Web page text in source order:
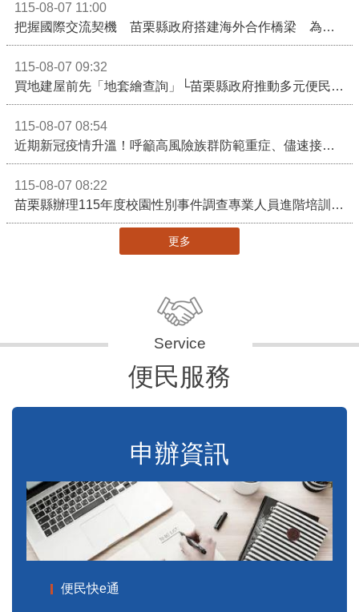
115-08-07 11:00
把握國際交流契機 苗栗縣政府搭建海外合作橋梁 為在地產業爭取更多國際市場機會
115-08-07 09:32
買地建屋前先「地套繪查詢」└苗栗縣政府推動多元便民諮詢服務
115-08-07 08:54
近期新冠疫情升溫！呼籲高風險族群防範重症、儘速接種疫苗及早就醫
115-08-07 08:22
苗栗縣辦理115年度校園性別事件調查專業人員進階培訓 深化調查實務能力 持續打造安全友善校園
更多
便民服務
申辦資訊
便民快e通